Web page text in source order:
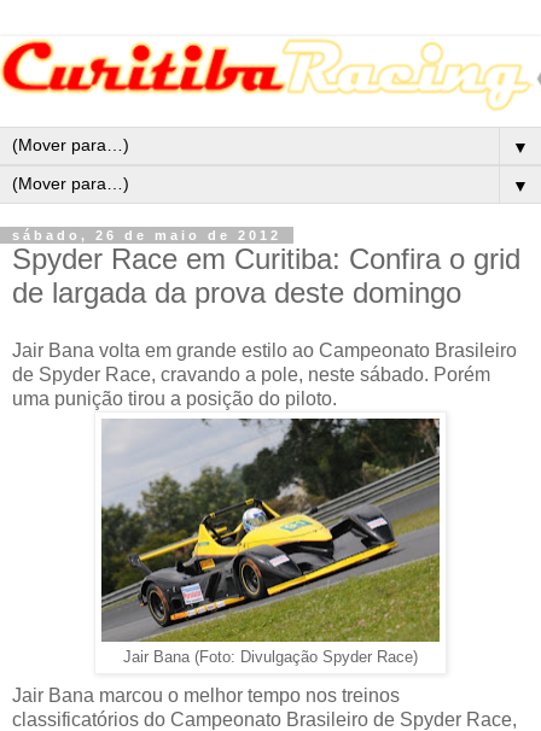
▼
▼
sábado, 26 de maio de 2012
Spyder Race em Curitiba: Confira o grid
de largada da prova deste domingo
Jair Bana volta em grande estilo ao Campeonato Brasileiro
de Spyder Race, cravando a pole, neste sábado. Porém
uma punição tirou a posição do piloto.
Jair Bana (Foto: Divulgação Spyder Race)
Jair Bana marcou o melhor tempo nos treinos
classificatórios do Campeonato Brasileiro de Spyder Race,